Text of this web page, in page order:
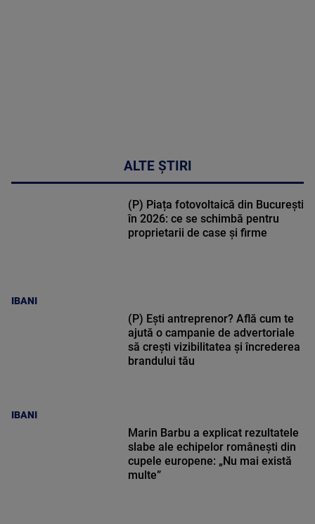
ALTE ȘTIRI
IBANI
(P) Piața fotovoltaică din București
în 2026: ce se schimbă pentru
proprietarii de case și firme
IBANI
(P) Ești antreprenor? Află cum te
ajută o campanie de advertoriale
să crești vizibilitatea și încrederea
brandului tău
Marin Barbu a explicat rezultatele
slabe ale echipelor românești din
cupele europene: „Nu mai există
multe”